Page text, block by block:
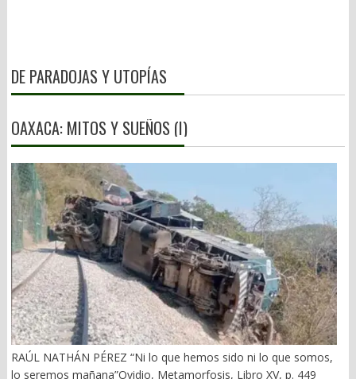
DE PARADOJAS Y UTOPÍAS
OAXACA: MITOS Y SUEÑOS (I)
RAÚL NATHÁN PÉREZ “Ni lo que hemos sido ni lo que somos,
lo seremos mañana”Ovidio, Metamorfosis, Libro XV, p. 449